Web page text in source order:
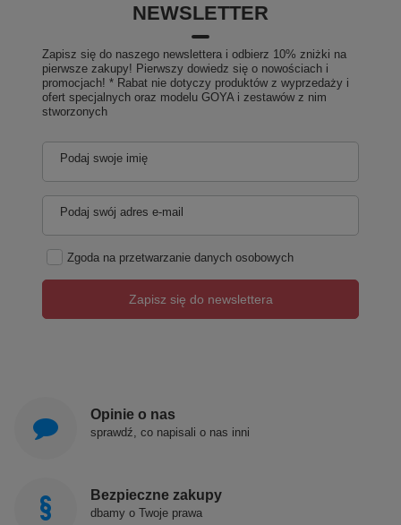
NEWSLETTER
Zapisz się do naszego newslettera i odbierz 10% zniżki na
pierwsze zakupy! Pierwszy dowiedz się o nowościach i
promocjach! * Rabat nie dotyczy produktów z wyprzedaży i
ofert specjalnych oraz modelu GOYA i zestawów z nim
stworzonych
Podaj swoje imię
Podaj swój adres e-mail
Zgoda na przetwarzanie danych osobowych
Zapisz się do newslettera
Opinie o nas
sprawdź, co napisali o nas inni
Bezpieczne zakupy
dbamy o Twoje prawa